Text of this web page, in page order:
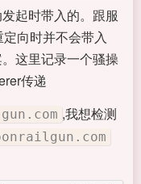
起时带入的。跟服
向时并不会带入
这里记录一个骚操
传递
,我想检测